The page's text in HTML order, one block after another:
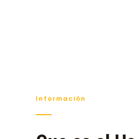
Información